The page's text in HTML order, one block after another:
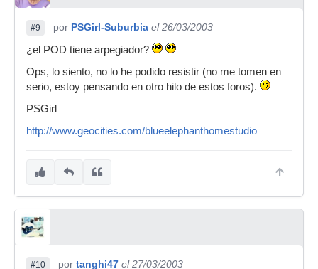
#9 por PSGirl-Suburbia el 26/03/2003
¿el POD tiene arpegiador?
Ops, lo siento, no lo he podido resistir (no me tomen en
serio, estoy pensando en otro hilo de estos foros).
PSGirl
http://www.geocities.com/blueelephanthomestudio
#10 por tanghi47 el 27/03/2003